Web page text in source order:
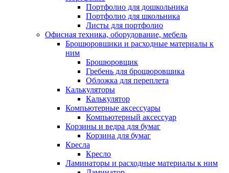
Портфолио для дошкольника
Портфолио для школьника
Листы для портфолио
Офисная техника, оборудование, мебель
Брошюровшики и расходные материалы к
ним
Брошюровщик
Гребень для брощюровшика
Обложка для переплета
Калькуляторы
Калькулятор
Компьютерные аксессуары
Компьютерный аксессуар
Корзины и ведра для бумаг
Корзина для бумаг
Кресла
Кресло
Ламинаторы и расходные материалы к ним